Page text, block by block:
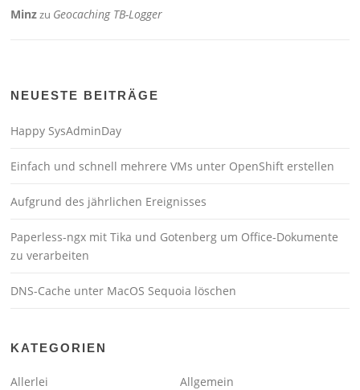
Minzzu Geocaching TB-Logger
NEUESTE BEITRÄGE
Happy SysAdminDay
Einfach und schnell mehrere VMs unter OpenShift erstellen
Aufgrund des jährlichen Ereignisses
Paperless-ngx mit Tika und Gotenberg um Office-Dokumente
zu verarbeiten
DNS-Cache unter MacOS Sequoia löschen
KATEGORIEN
Allerlei
Allgemein